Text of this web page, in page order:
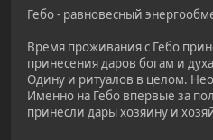
Гебо - равновесный
Время проживания с Гебо
принесения даров богам и
Одину и ритуалов в целом.
Именно на Гебо впервые за
принесли дары хозяину и